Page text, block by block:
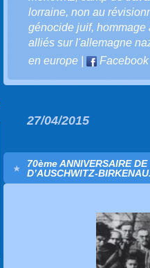
lorraine, non au
génocide juif, hommage
alliés sur l'allemagne
en europe
Facebook
27/04/2015
70ème ANNIVERSAIRE
D’AUSCHWITZ-